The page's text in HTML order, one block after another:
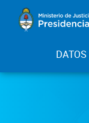
DATOS